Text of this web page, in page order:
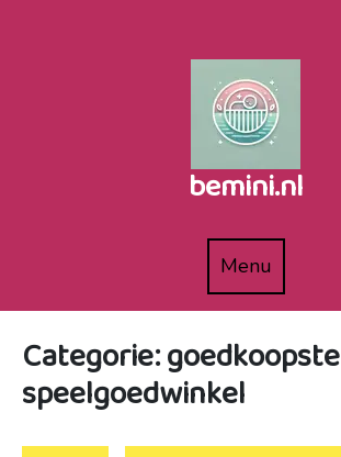
bemini.nl
MenuMenu
Categorie:goedkoopste
speelgoedwinkel